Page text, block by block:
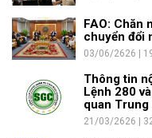
FAO: Chăn
chuyển đổi
03/06/2626 |
Thông tin
Lệnh 280
quan Trung
21/03/2626 |